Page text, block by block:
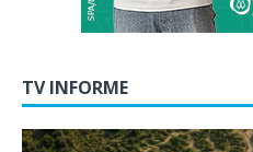
TV INFORME